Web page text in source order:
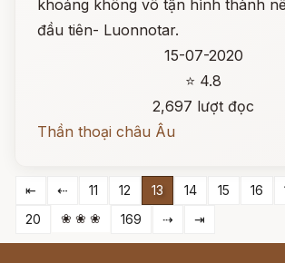
khoảng không vô tận hình thành
đầu tiên- Luonnotar.
15-07-2020
⭐ 4.8
2,697 lượt đọc
Thần thoại châu Âu
⇤ ⇠ 11 12 13 14 15 16
20
❀ ❀ ❀ 169 ⇢ ⇥